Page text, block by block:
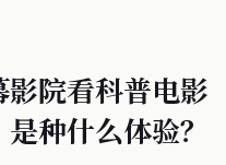
院看科普电影
是种什么体验？